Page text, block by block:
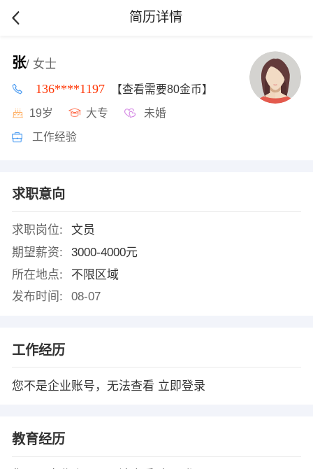
简历详情
张/ 女士
136****1197 【查看需要80金币】
19岁 大专 未婚
工作经验
求职意向
求职岗位:
文员
期望薪资:
3000-4000元
所在地点:
不限区域
发布时间:
08-07
工作经历
您不是企业账号，无法查看 立即登录
教育经历